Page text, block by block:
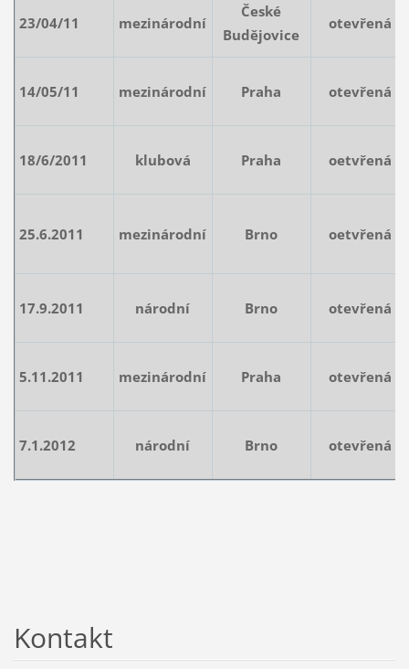
23/04/11 mezinárodní
České
Budějovice
otevřená
14/05/11 mezinárodní Praha otevřená
18/6/2011 klubová Praha oetvřená
25.6.2011 mezinárodní Brno oetvřená
17.9.2011 národní Brno otevřená
5.11.2011 mezinárodní Praha otevřená
7.1.2012 národní Brno otevřená
Kontakt